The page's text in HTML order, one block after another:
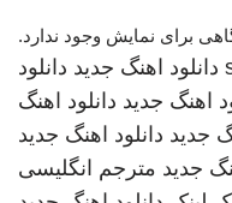
برای نمایش وجود ندارد.
دانلود اهنگ جدید دانلود
اهنگ جدید دانلود اهنگ
جدید دانلود اهنگ جدید
جدید مترجم انگلیسی